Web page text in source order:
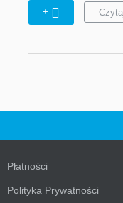
+
Płatności
Polityka Prywatności